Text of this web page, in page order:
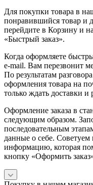
Для покупки товара в
понравившийся товар и
перейдите в Корзину и
«Быстрый заказ».
Когда оформляете
e-mail. Вам перезвонит
По результатам
оформления товара на
только ждать доставки и
Оформление заказа в
следующим образом.
последовательным
данные о себе. Советуем
информацию, которая
кнопку «Оформить